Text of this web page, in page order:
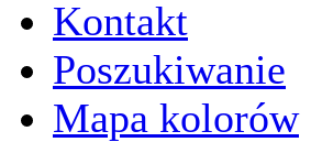
Kontakt
Poszukiwanie
Mapa kolorów